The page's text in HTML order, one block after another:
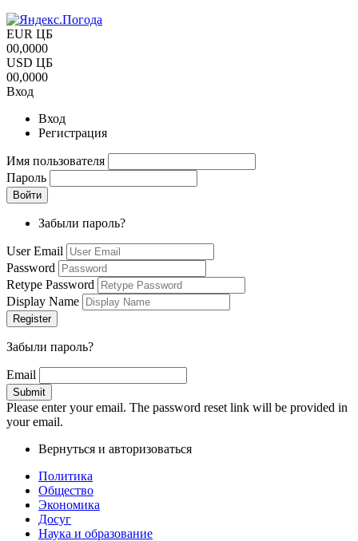
EUR ЦБ
00,0000
USD ЦБ
00,0000
Вход
Вход
Регистрация
Имя пользователя
Пароль
Забыли пароль?
User Email
Password
Retype Password
Display Name
Забыли пароль?
Email
Please enter your email. The password reset link will be provided in
your email.
Вернуться и авторизоваться
Политика
Общество
Экономика
Досуг
Наука и образование